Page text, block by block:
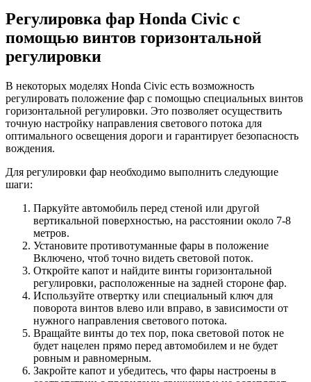
Регулировка фар Honda Civic с
помощью винтов горизонтальной
регулировки
В некоторых моделях Honda Civic есть возможность
регулировать положение фар с помощью специальных винтов
горизонтальной регулировки. Это позволяет осуществить
точную настройку направления светового потока для
оптимального освещения дороги и гарантирует безопасность
вождения.
Для регулировки фар необходимо выполнить следующие
шаги:
Паркуйте автомобиль перед стеной или другой
вертикальной поверхностью, на расстоянии около 7-8
метров.
Установите противотуманные фары в положение
Включено, чтоб точно видеть световой поток.
Откройте капот и найдите винты горизонтальной
регулировки, расположенные на задней стороне фар.
Используйте отвертку или специальный ключ для
поворота винтов влево или вправо, в зависимости от
нужного направления светового потока.
Вращайте винты до тех пор, пока световой поток не
будет нацелен прямо перед автомобилем и не будет
ровным и равномерным.
Закройте капот и убедитесь, что фары настроены в